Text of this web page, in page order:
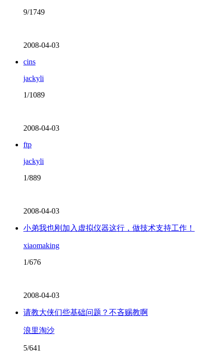
9/1749
2008-04-03
cins
jackyli
1/1089
2008-04-03
ftp
jackyli
1/889
2008-04-03
小弟我也刚加入虚拟仪器这行，做技术支持工作！
xiaomaking
1/676
2008-04-03
请教大侠们些基础问题？不吝赐教啊
浪里淘沙
5/641